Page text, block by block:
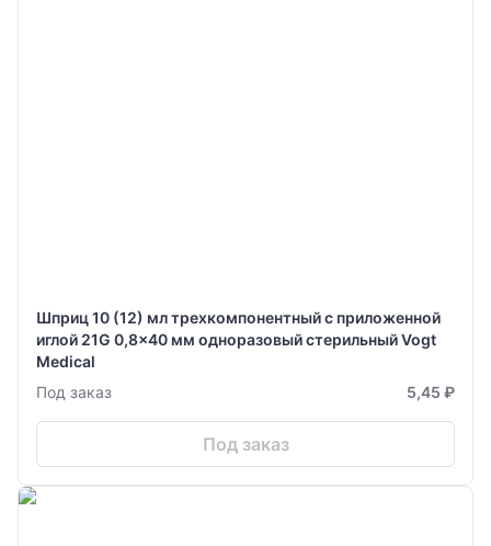
Шприц 10 (12) мл трехкомпонентный с приложенной
иглой 21G 0,8x40 мм одноразовый стерильный Vogt
Medical
Под заказ
5,45 ₽
Под заказ